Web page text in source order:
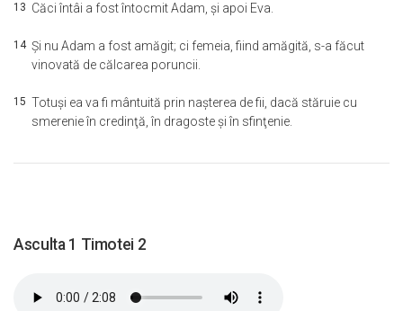
13 Căci întâi a fost întocmit Adam, şi apoi Eva.
14 Şi nu Adam a fost amăgit; ci femeia, fiind amăgită, s-a făcut
vinovată de călcarea poruncii.
15 Totuşi ea va fi mântuită prin naşterea de fii, dacă stăruie cu
smerenie în credinţă, în dragoste şi în sfinţenie.
Asculta 1 Timotei 2